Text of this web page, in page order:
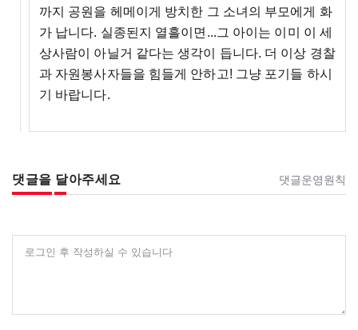
까지 공원을 헤메이게 방치한 그 소녀의 부모에게 화
가 납니다. 실종된지 열흘이면...그 아이는 이미 이 세
상사람이 아닐거 같다는 생각이 듭니다. 더 이상 경찰
과 자원봉사자들을 힘들게 안하고! 그냥 포기들 하시
기 바랍니다.
댓글을 달아주세요 댓글운영원칙
로그인 후 작성하실 수 있습니다